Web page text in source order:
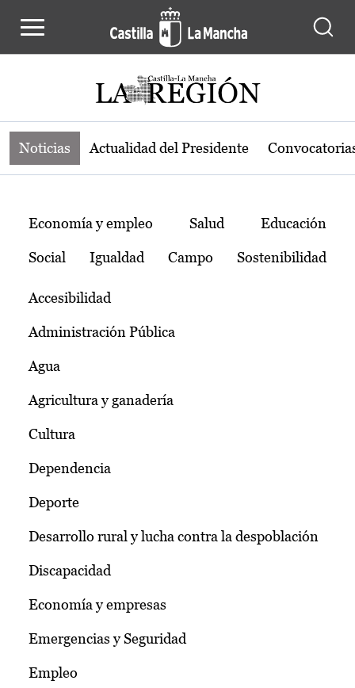
Noticias de la región de Castilla-La
Noticias Actualidad del Presidente
Temas
Economía y empleo Salud Educación
Social Igualdad Campo Sostenibilidad
Accesibilidad
Administración Pública
Agua
Agricultura y ganadería
Cultura
Dependencia
Deporte
Desarrollo rural y lucha contra la despoblación
Discapacidad
Economía y empresas
Emergencias y Seguridad
Empleo